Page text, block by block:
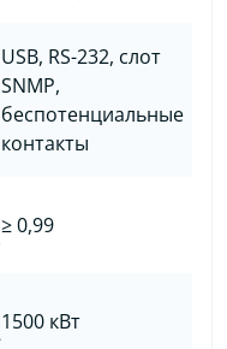
USB, RS-232, слот
SNMP,
беспотенциальные
контакты
≥ 0,99
1500 кВт